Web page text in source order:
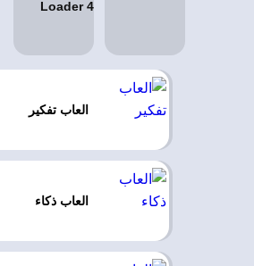
العاب تفكير
العاب ذكاء